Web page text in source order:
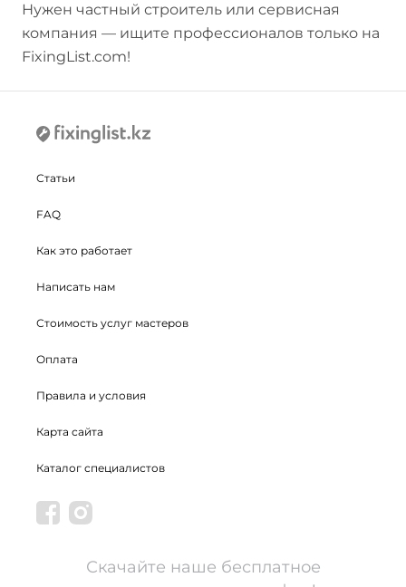
Нужен частный строитель или сервисная
компания — ищите профессионалов только на
FixingList.com!
Статьи
FAQ
Как это работает
Написать нам
Стоимость услуг мастеров
Оплата
Правила и условия
Карта сайта
Каталог специалистов
Скачайте наше бесплатное